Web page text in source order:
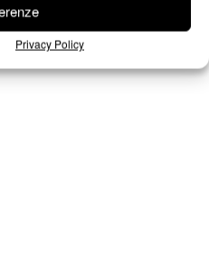
Privacy Policy